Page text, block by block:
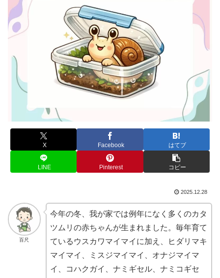
X Facebook はてブ
LINE Pinterest コピー
2025.12.28
百尺
今年の冬、我が家では例年になく多くのカタ
ツムリの赤ちゃんが生まれました。毎年育て
ているウスカワマイマイに加え、ヒダリマキ
マイマイ、ミスジマイマイ、オナジマイマ
イ、コハクガイ、ナミギセル、ナミコギセ